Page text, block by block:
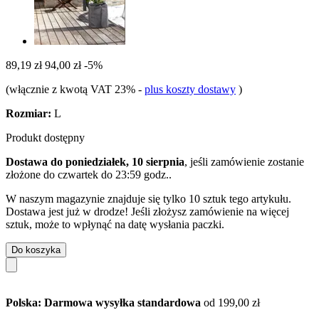
89,19 zł 94,00 zł -5%
(włącznie z kwotą VAT 23% - plus koszty dostawy )
Rozmiar: L
Produkt dostępny
Dostawa do poniedziałek, 10 sierpnia, jeśli zamówienie zostanie
złożone do czwartek do 23:59 godz..
W naszym magazynie znajduje się tylko 10 sztuk tego artykułu.
Dostawa jest już w drodze! Jeśli złożysz zamówienie na więcej
sztuk, może to wpłynąć na datę wysłania paczki.
Do koszyka
Polska: Darmowa wysyłka standardowa od 199,00 zł